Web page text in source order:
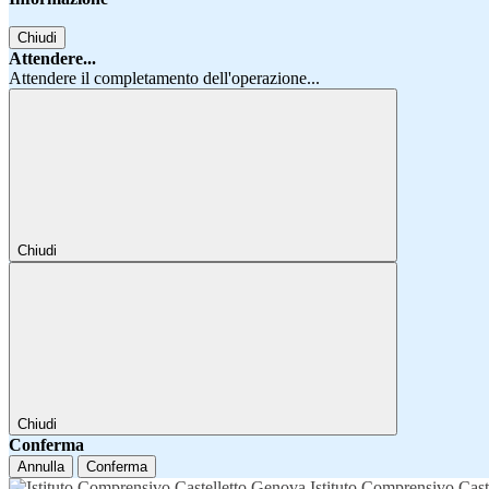
Chiudi
Attendere...
Attendere il completamento dell'operazione...
Chiudi
Chiudi
Conferma
Annulla Conferma